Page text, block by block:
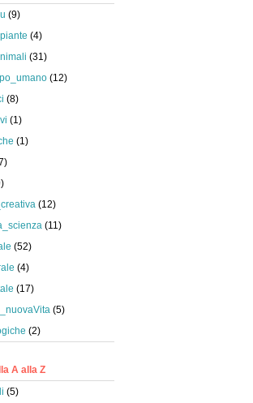
(9)
(4)
(31)
(12)
(8)
(1)
(1)
(12)
(11)
(52)
(4)
(17)
(5)
(2)
A alla Z
(5)